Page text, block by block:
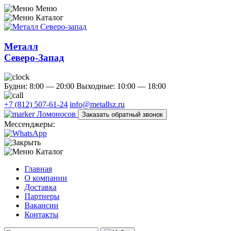
Меню
Каталог
Металл
Северо-Запад
Будни: 8:00 — 20:00 Выходные: 10:00 — 18:00
+7 (812) 507-61-24 info@metallsz.ru
Ломоносов
Заказать обратный звонок
Мессенджеры:
Каталог
Главная
О компании
Доставка
Партнеры
Вакансии
Контакты